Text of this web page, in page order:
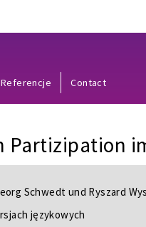
Referencje Contact
Partizipation
Schwedt und Ryszard
językowych